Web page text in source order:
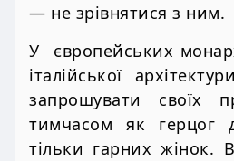
— не зрівнятися з ним.
У європейських
італійської
запрошувати своїх
тимчасом як герцог
тільки гарних жінок.